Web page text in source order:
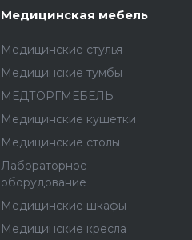
Медицинская мебель
Медицинские стулья
Медицинские тумбы
МЕДТОРГМЕБЕЛЬ
Медицинские кушетки
Медицинские столы
Лабораторное
оборудование
Медицинские шкафы
Медицинские кресла